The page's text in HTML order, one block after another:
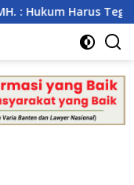
Harus Tegak